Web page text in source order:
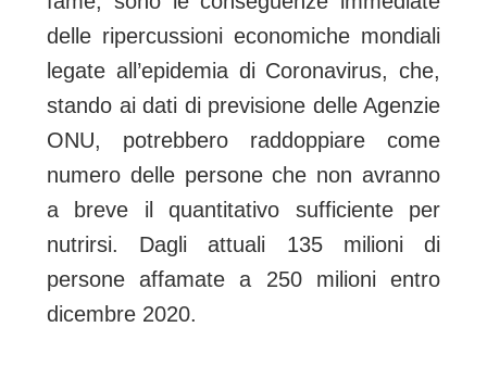
delle ripercussioni economiche mondiali
legate all’epidemia di Coronavirus, che,
stando ai dati di previsione delle Agenzie
ONU, potrebbero raddoppiare come
numero delle persone che non avranno
a breve il quantitativo sufficiente per
nutrirsi. Dagli attuali 135 milioni di
persone affamate a 250 milioni entro
dicembre 2020.